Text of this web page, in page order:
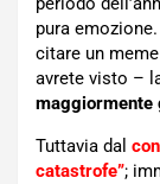
pura
citare un
avrete visto –
maggiormente
Tuttavia dal
catastrofe”;